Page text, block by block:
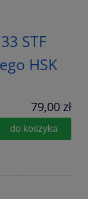
STF
HSK
79,00 zł
do koszyka